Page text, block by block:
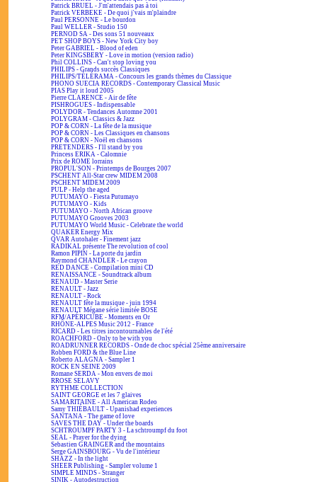
Patrick BRUEL - J'm'attendais pas à toi
Patrick VERBEKE - De quoi j'vais m'plaindre
Paul PERSONNE - Le bourdon
Paul WELLER - Studio 150
PERNOD SA - Des sons 51 nouveaux
PET SHOP BOYS - New York City boy
Peter GABRIEL - Blood of eden
Peter KINGSBERY - Love in motion (version radio)
Phil COLLINS - Can't stop loving you
PHILIPS - Grands succès Classiques
PHILIPS/TÉLÉRAMA - Concours les grands thèmes du Classique
PHONO SUECIA RECORDS - Contemporary Classical Music
PIAS Play it loud 2005
Pierre CLARENCE - Air de fête
PISHROGUES - Indispensable
POLYDOR - Tendances Automne 2001
POLYGRAM - Classics & Jazz
POP & CORN - La fête de la musique
POP & CORN - Les Classiques en chansons
POP & CORN - Noël en chansons
PRETENDERS - I'll stand by you
Princess ERIKA - Calomnie
Prix de ROME lorrains
PROPUL'SON - Printemps de Bourges 2007
PSCHENT All-Star crew MIDEM 2008
PSCHENT MIDEM 2009
PULP - Help the aged
PUTUMAYO - Fiesta Putumayo
PUTUMAYO - Kids
PUTUMAYO - North African groove
PUTUMAYO Grooves 2003
PUTUMAYO World Music - Celebrate the world
QUAKER Energy Mix
QVAR Autohaler - Finement jazz
RADIKAL présente The revolution of cool
Ramon PIPIN - La porte du jardin
Raymond CHANDLER - Le crayon
RED DANCE - Compilation mini CD
RENAISSANCE - Soundtrack album
RENAUD - Master Serie
RENAULT - Jazz
RENAULT - Rock
RENAULT fête la musique - juin 1994
RENAULT Mégane série limitée BOSE
RFM/APÉRICUBE - Moments en Or
RHÔNE-ALPES Music 2012 - France
RICARD - Les titres incontournables de l'été
ROACHFORD - Only to be with you
ROADRUNNER RECORDS - Onde de choc spécial 25ème anniversaire
Robben FORD & the Blue Line
Roberto ALAGNA - Sampler 1
ROCK EN SEINE 2009
Romane SERDA - Mon envers de moi
RROSE SELAVY
RYTHME COLLECTION
SAINT GEORGE et les 7 glaives
SAMARITAINE - All American Rodeo
Samy THIÉBAULT - Upanishad experiences
SANTANA - The game of love
SAVES THE DAY - Under the boards
SCHTROUMPF PARTY 3 - La schtroumpf du foot
SEAL - Prayer for the dying
Sebastien GRAINGER and the mountains
Serge GAINSBOURG - Vu de l'intérieur
SHAZZ - In the light
SHEER Publishing - Sampler volume 1
SIMPLE MINDS - Stranger
SINIK - Autodestruction